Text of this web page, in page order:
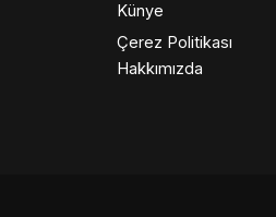
Künye
Çerez Politikası
Hakkımızda